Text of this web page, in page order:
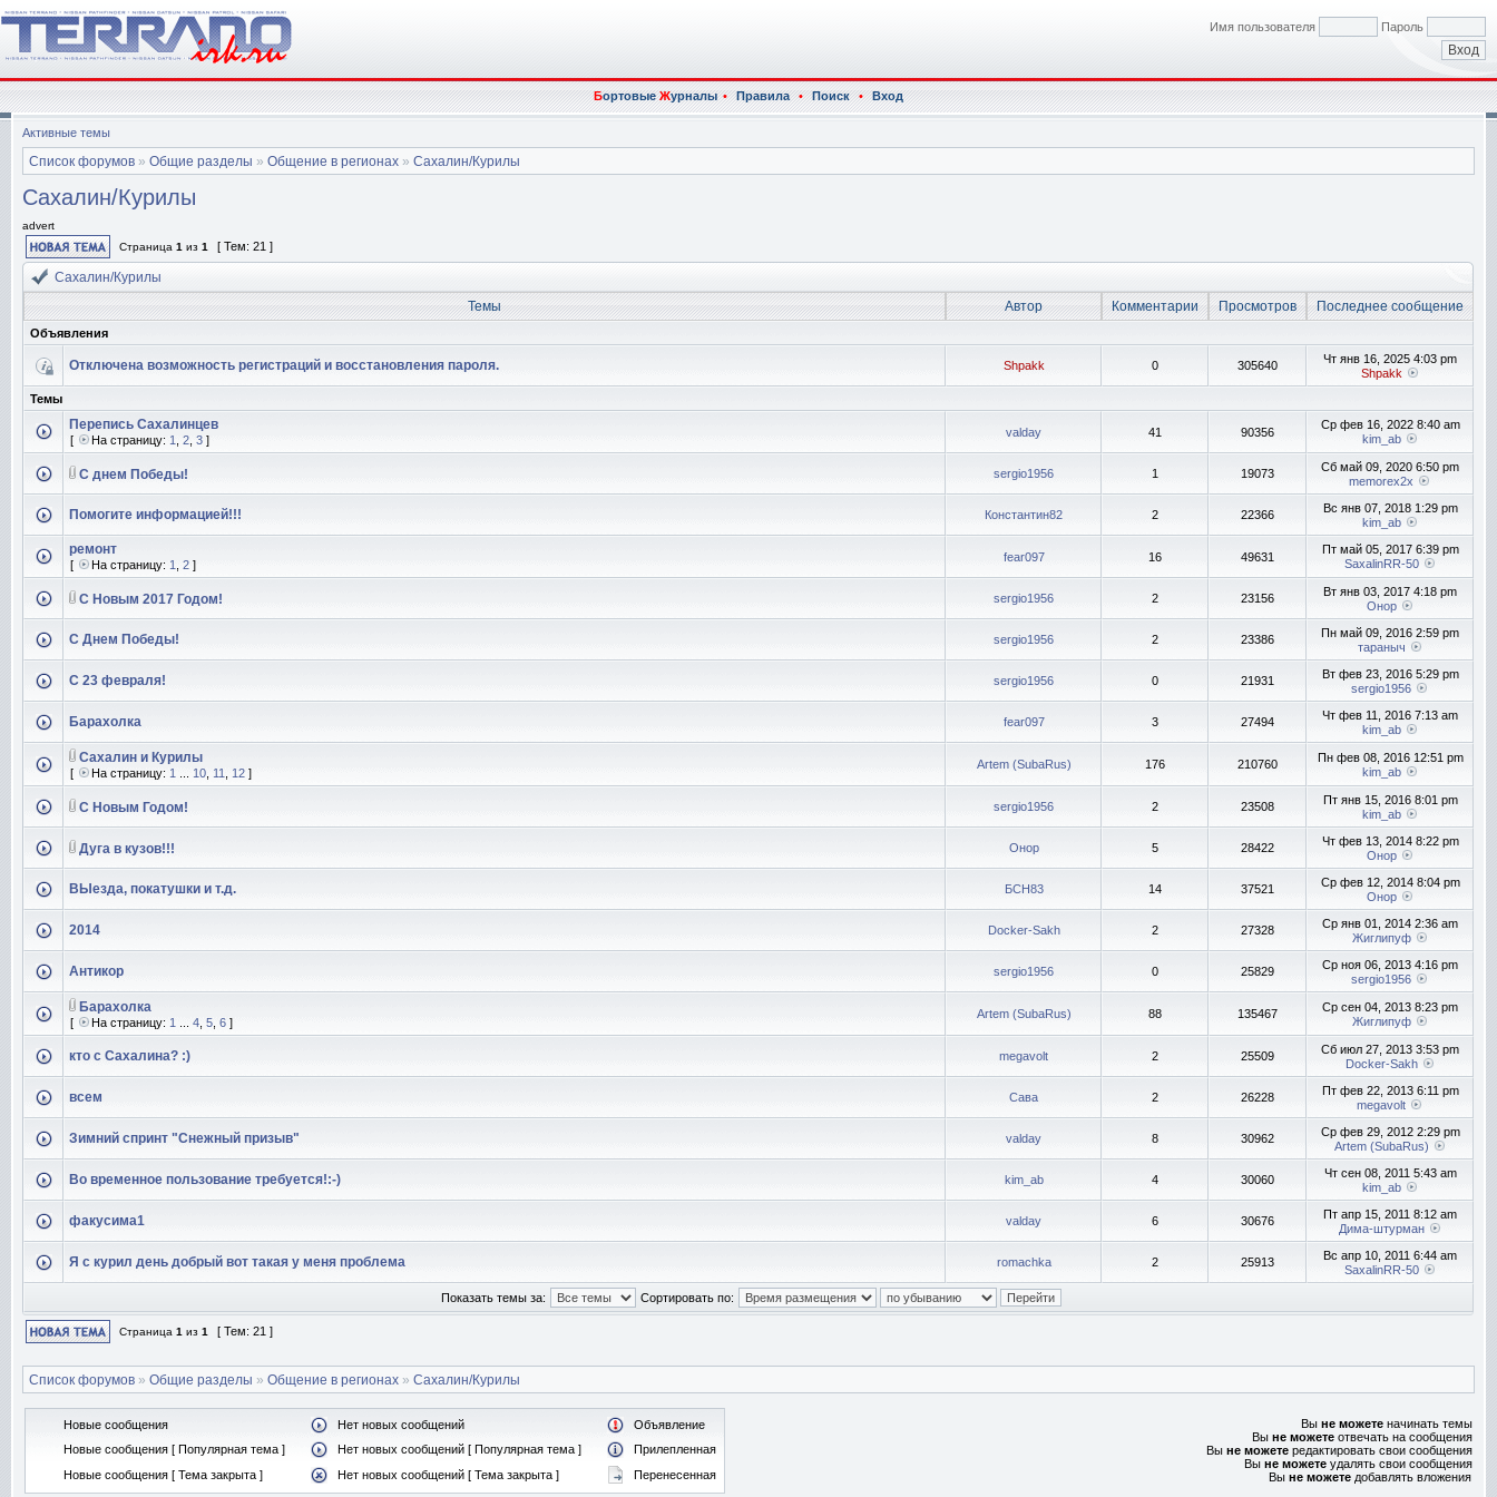
Имя пользователя Пароль
БортовыеЖурналы • Правила • Поиск • Вход
Активные темы
Список форумов » Общие разделы » Общение в регионах » Сахалин/Курилы
Сахалин/Курилы
advert
Страница 1 из 1 [ Тем: 21 ]
Сахалин/Курилы
Темы
Автор Комментарии Просмотров Последнее сообщение
Объявления
Отключена возможность регистраций и восстановления пароля. Shpakk 0 305640
Чт янв 16, 2025 4:03 pm
Shpakk
Темы
Перепись Сахалинцев
[ На страницу: 1 2 3 ]
valday 41 90356
Ср фев 16, 2022 8:40 am
kim_ab
С днем Победы! sergio1956 1 19073
Сб май 09, 2020 6:50 pm
memorex2x
Помогите информацией!!! Константин82 2 22366
Вс янв 07, 2018 1:29 pm
kim_ab
ремонт
[ На страницу: 1 2 ]
fear097 16 49631
Пт май 05, 2017 6:39 pm
SaxalinRR-50
С Новым 2017 Годом! sergio1956 2 23156
Вт янв 03, 2017 4:18 pm
Онор
С Днем Победы! sergio1956 2 23386
Пн май 09, 2016 2:59 pm
тараныч
С 23 февраля! sergio1956 0 21931
Вт фев 23, 2016 5:29 pm
sergio1956
Барахолка fear097 3 27494
Чт фев 11, 2016 7:13 am
kim_ab
Сахалин и Курилы
[ На страницу: 1 10 11 12 ]
Artem (SubaRus) 176 210760
Пн фев 08, 2016 12:51 pm
kim_ab
С Новым Годом! sergio1956 2 23508
Пт янв 15, 2016 8:01 pm
kim_ab
Дуга в кузов!!! Онор 5 28422
Чт фев 13, 2014 8:22 pm
Онор
ВЫезда, покатушки и т.д. БСН83 14 37521
Ср фев 12, 2014 8:04 pm
Онор
2014 Docker-Sakh 2 27328
Ср янв 01, 2014 2:36 am
Жиглипуф
Антикор sergio1956 0 25829
Ср ноя 06, 2013 4:16 pm
sergio1956
Барахолка
[ На страницу: 1 4 5 6 ]
Artem (SubaRus) 88 135467
Ср сен 04, 2013 8:23 pm
Жиглипуф
кто с Сахалина? :) megavolt 2 25509
Сб июл 27, 2013 3:53 pm
Docker-Sakh
всем Сава 2 26228
Пт фев 22, 2013 6:11 pm
megavolt
Зимний спринт "Снежный призыв" valday 8 30962
Ср фев 29, 2012 2:29 pm
Artem (SubaRus)
Во временное пользование требуется!:-) kim_ab 4 30060
Чт сен 08, 2011 5:43 am
kim_ab
факусима1 valday 6 30676
Пт апр 15, 2011 8:12 am
Дима-штурман
Я с курил день добрый вот такая у меня проблема romachka 2 25913
Вс апр 10, 2011 6:44 am
SaxalinRR-50
Показать темы за: Сортировать по:
Страница 1 из 1 [ Тем: 21 ]
Список форумов » Общие разделы » Общение в регионах » Сахалин/Курилы
Новые сообщения Нет новых сообщений
Объявление
Новые сообщения [ Популярная тема ]
Нет новых сообщений [ Популярная тема ]
Прилепленная
Новые сообщения [ Тема закрыта ]
Нет новых сообщений [ Тема закрыта ] Перенесенная
Вы не можете начинать темы
Вы не можете отвечать на сообщения
Вы не можете редактировать свои сообщения
Вы не можете удалять свои сообщения
Вы не можете добавлять вложения